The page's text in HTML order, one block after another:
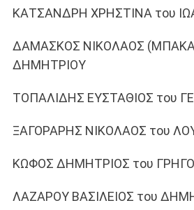
ΚΑΤΣΑΝΔΡΗ ΧΡΗΣΤΙΝΑ του
ΔΑΜΑΣΚΟΣ ΝΙΚΟΛΑΟΣ
ΔΗΜΗΤΡΙΟΥ
ΤΟΠΑΛΙΔΗΣ ΕΥΣΤΑΘΙΟΣ του
ΞΑΓΟΡΑΡΗΣ ΝΙΚΟΛΑΟΣ του
ΚΩΦΟΣ ΔΗΜΗΤΡΙΟΣ του
ΛΑΖΑΡΟΥ ΒΑΣΙΛΕΙΟΣ του